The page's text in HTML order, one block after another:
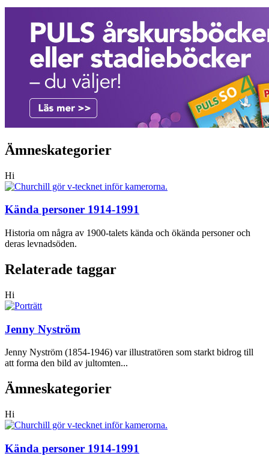
Ämneskategorier
Hi
Kända personer 1914-1991
Historia om några av 1900-talets kända och ökända personer och
deras levnadsöden.
Relaterade taggar
Hi
Jenny Nyström
Jenny Nyström (1854-1946) var illustratören som starkt bidrog till
att forma den bild av jultomten...
Ämneskategorier
Hi
Kända personer 1914-1991